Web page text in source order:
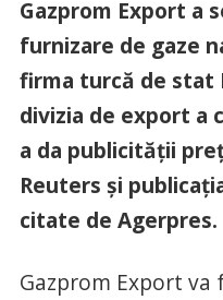
Gazprom Export a
furnizare de gaze
firma turcă de stat
divizia de export a
a da publicităţii
Reuters şi
citate de Agerpres.
Gazprom Export va